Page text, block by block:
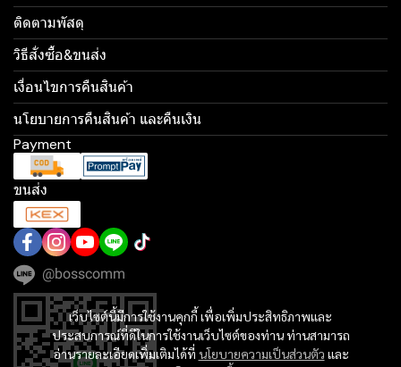
เว็บไซต์นี้มีการใช้งานคุกกี้ เพื่อเพิ่มประสิทธิภาพและ
ประสบการณ์ที่ดีในการใช้งานเว็บไซต์ของท่าน ท่านสามารถ
อ่านรายละเอียดเพิ่มเติมได้ที่ นโยบายความเป็นส่วนตัว และ
ติดตามพัสดุ
วิธีสั่งซื้อ&ขนส่ง
เงื่อนไขการคืนสินค้า
นโยบายการคืนสินค้า และคืนเงิน
Payment
ขนส่ง
@bosscomm